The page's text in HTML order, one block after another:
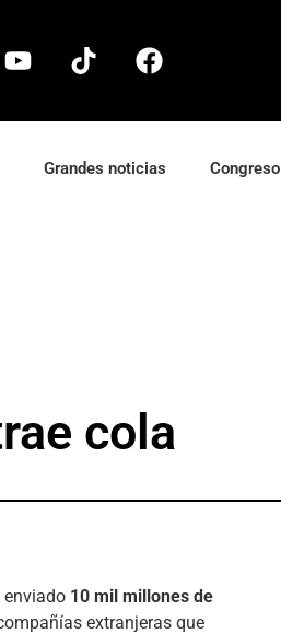
Grandes noticias Congreso
cola
enviado 10 mil millones de
extranjeras que